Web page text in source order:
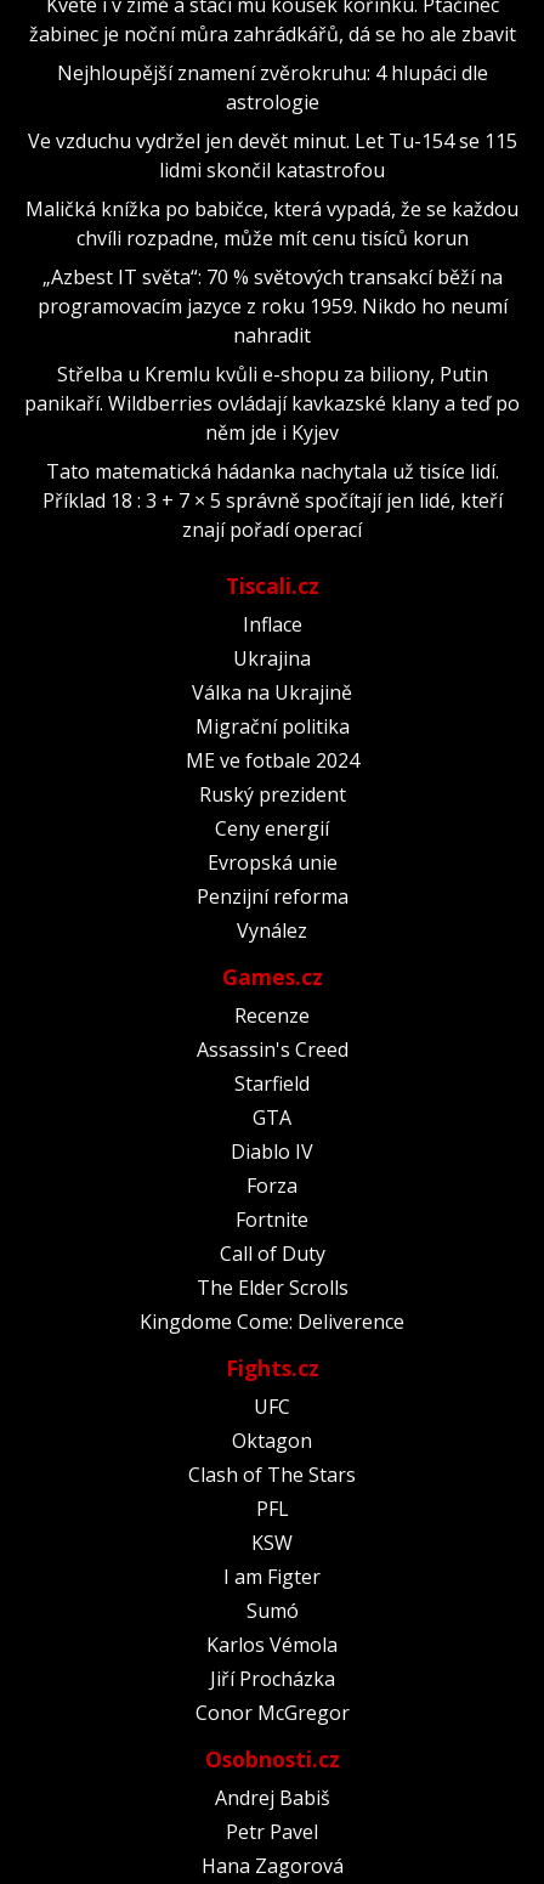
žabinec je noční můra zahrádkářů, dá se ho ale zbavit
Nejhloupější znamení zvěrokruhu: 4 hlupáci dle
astrologie
Ve vzduchu vydržel jen devět minut. Let Tu-154 se 115
lidmi skončil katastrofou
Maličká knížka po babičce, která vypadá, že se každou
chvíli rozpadne, může mít cenu tisíců korun
„Azbest IT světa“: 70 % světových transakcí běží na
programovacím jazyce z roku 1959. Nikdo ho neumí
nahradit
Střelba u Kremlu kvůli e-shopu za biliony, Putin
panikaří. Wildberries ovládají kavkazské klany a teď po
něm jde i Kyjev
Tato matematická hádanka nachytala už tisíce lidí.
Příklad 18 : 3 + 7 × 5 správně spočítají jen lidé, kteří
znají pořadí operací
Tiscali.cz
Inflace
Ukrajina
Válka na Ukrajině
Migrační politika
ME ve fotbale 2024
Ruský prezident
Ceny energií
Evropská unie
Penzijní reforma
Vynález
Games.cz
Recenze
Assassin's Creed
Starfield
GTA
Diablo IV
Forza
Fortnite
Call of Duty
The Elder Scrolls
Kingdome Come: Deliverence
Fights.cz
UFC
Oktagon
Clash of The Stars
PFL
KSW
I am Figter
Sumó
Karlos Vémola
Jiří Procházka
Conor McGregor
Osobnosti.cz
Andrej Babiš
Petr Pavel
Hana Zagorová